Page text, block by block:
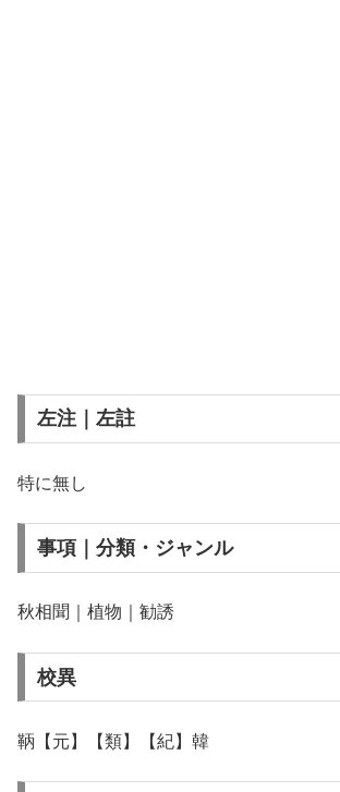
左注｜左註
特に無し
事項｜分類・ジャンル
秋相聞｜植物｜勧誘
校異
鞆【元】【類】【紀】韓